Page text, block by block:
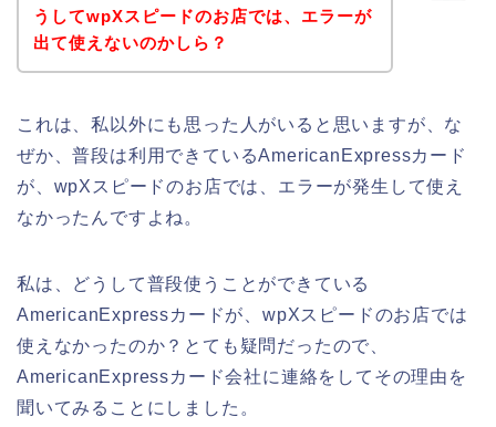
うしてwpXスピードのお店では、エラーが
出て使えないのかしら？
これは、私以外にも思った人がいると思いますが、な
ぜか、普段は利用できているAmericanExpressカード
が、wpXスピードのお店では、エラーが発生して使え
なかったんですよね。
私は、どうして普段使うことができている
AmericanExpressカードが、wpXスピードのお店では
使えなかったのか？とても疑問だったので、
AmericanExpressカード会社に連絡をしてその理由を
聞いてみることにしました。